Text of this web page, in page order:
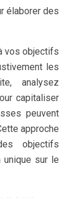
élaborer des
vos objectifs
les
analysez
capitaliser
peuvent
approche
objectifs
sur le